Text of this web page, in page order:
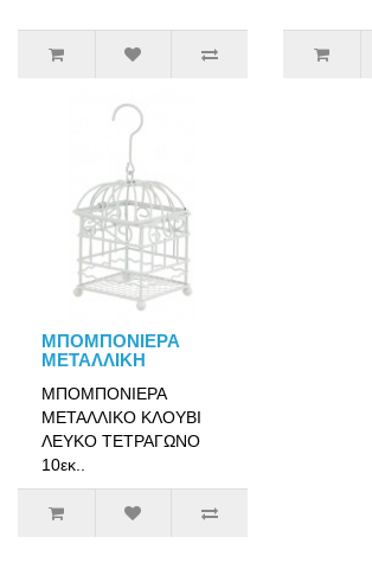
ΜΠΟΜΠΟΝΙΕΡΑ
ΜΕΤΑΛΛΙΚΗ
ΜΠΟΜΠΟΝΙΕΡΑ
ΜΕΤΑΛΛΙΚΟ ΚΛΟΥΒΙ
ΛΕΥΚΟ ΤΕΤΡΑΓΩΝΟ
10εκ..